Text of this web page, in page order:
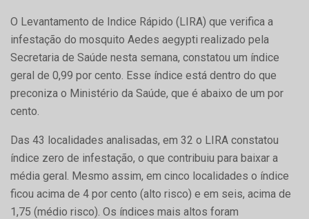
O Levantamento de Indice Rápido (LIRA) que verifica a
infestação do mosquito Aedes aegypti realizado pela
Secretaria de Saúde nesta semana, constatou um índice
geral de 0,99 por cento. Esse índice está dentro do que
preconiza o Ministério da Saúde, que é abaixo de um por
cento.
Das 43 localidades analisadas, em 32 o LIRA constatou
índice zero de infestação, o que contribuiu para baixar a
média geral. Mesmo assim, em cinco localidades o índice
ficou acima de 4 por cento (alto risco) e em seis, acima de
1,75 (médio risco). Os índices mais altos foram